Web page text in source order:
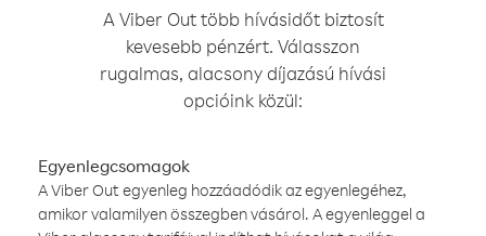
A Viber Out több hívásidőt biztosít
kevesebb pénzért. Válasszon
rugalmas, alacsony díjazású hívási
opcióink közül:
Egyenlegcsomagok
A Viber Out egyenleg hozzáadódik az egyenlegéhez,
amikor valamilyen összegben vásárol. A egyenleggel a